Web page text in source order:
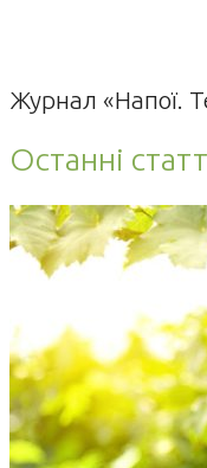
Журнал «Напої.
Останні